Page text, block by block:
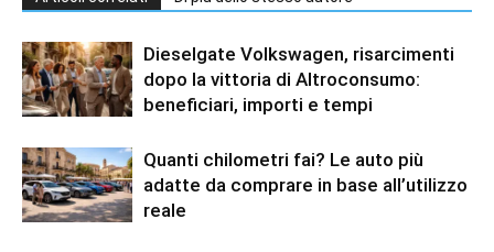
Dieselgate Volkswagen, risarcimenti
dopo la vittoria di Altroconsumo:
beneficiari, importi e tempi
Quanti chilometri fai? Le auto più
adatte da comprare in base all’utilizzo
reale